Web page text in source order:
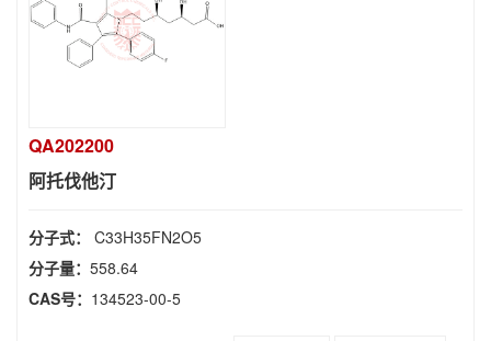
QA202200
阿托伐他汀
分子式： C33H35FN2O5
分子量： 558.64
CAS号： 134523-00-5